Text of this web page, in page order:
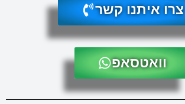
צרו איתנו קשר
וואטסאפ